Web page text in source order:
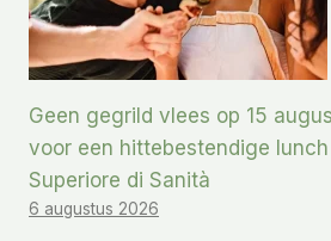
Geen gegrild vlees op 15
voor een hittebestendige
Superiore di Sanità
6 augustus 2026